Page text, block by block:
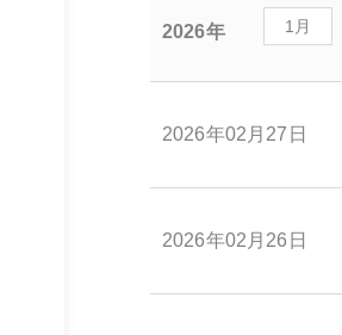
2026年 1月
2026年02月27日
2026年02月26日